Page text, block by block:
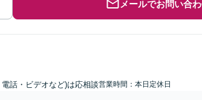
メールでお問い合
話・ビデオなど)は応相談営業時間：本日定休日